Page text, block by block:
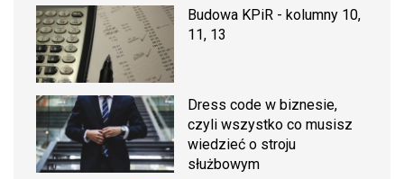
Budowa KPiR - kolumny 10,
11, 13
Dress code w biznesie,
czyli wszystko co musisz
wiedzieć o stroju
służbowym